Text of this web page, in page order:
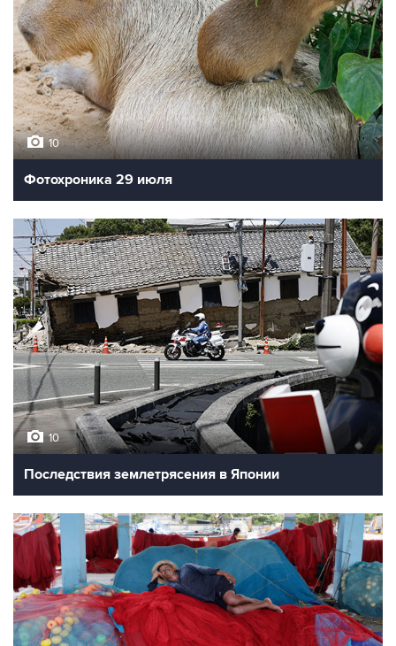
10
Фотохроника 29 июля
10
Последствия землетрясения в Японии